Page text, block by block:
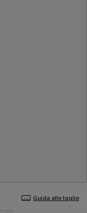
Guida alle taglie